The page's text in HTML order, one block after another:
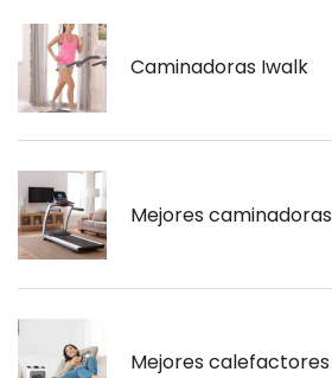
Caminadoras Iwalk
Mejores caminadoras
Mejores calefactores